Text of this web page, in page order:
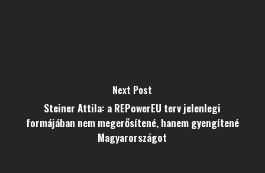
Next Post
Steiner Attila: a REPowerEU terv jelenlegi
formájában nem megerősítené, hanem gyengítené
Magyarországot